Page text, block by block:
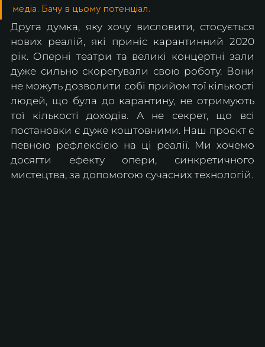
медіа. Бачу в цьому потенціал.
Друга думка, яку хочу висловити, стосується
нових реалій, які приніс карантинний 2020
рік. Оперні театри та великі концертні зали
дуже сильно скорегували свою роботу. Вони
не можуть дозволити собі прийом тої кількості
людей, що була до карантину, не отримують
тої кількості доходів. А не секрет, що всі
постановки є дуже коштовними. Наш проєкт є
певною рефлексією на ці реалії. Ми хочемо
досягти ефекту опери, синкретичного
мистецтва, за допомогою сучасних технологій.